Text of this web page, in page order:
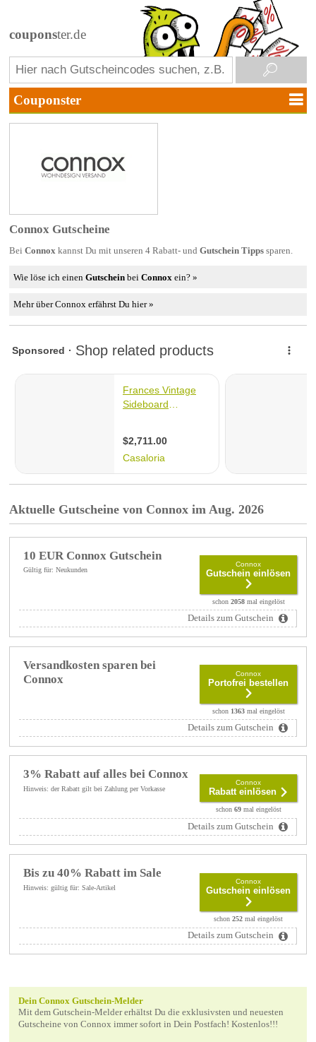
couponster.de
Connox Gutscheine
Bei Connoxkannst Du mit unseren 4 Rabatt- und Gutschein Tippssparen.
Wie löse ich einenGutschein beiConnox ein? »
Mehr über Connox erfährst Du hier »
Aktuelle Gutscheine von Connox im Aug. 2026
10 EUR Connox Gutschein
Gültig für: Neukunden
Connox
Gutschein einlösen
schon 2058mal eingelöst
Details zum Gutschein
Versandkosten sparen bei
Connox
Connox
Portofrei bestellen
schon 1363mal eingelöst
Details zum Gutschein
3% Rabatt auf alles bei Connox
Hinweis: der Rabatt gilt bei Zahlung per Vorkasse
Connox
Rabatt einlösen
schon 69mal eingelöst
Details zum Gutschein
Bis zu 40% Rabatt im Sale
Hinweis: gültig für: Sale-Artikel
Connox
Gutschein einlösen
schon252 mal eingelöst
Details zum Gutschein
Dein Connox Gutschein-Melder
Mit dem Gutschein-Melder erhältst Du die exklusivsten und neuesten
Gutscheine von Connox immer sofort in Dein Postfach! Kostenlos!!!